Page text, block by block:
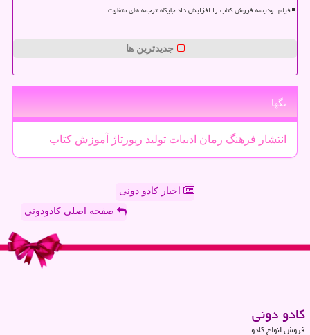
فیلم اودیسه فروش کتاب را افزایش داد جایگاه ترجمه های متفاوت
جدیدترین ها
تگها
انتشار فرهنگ رمان ادبیات تولید رپورتاژ آموزش كتاب
اخبار کادو دونی
صفحه اصلی کادودونی
كادو دونی
فروش انواع کادو